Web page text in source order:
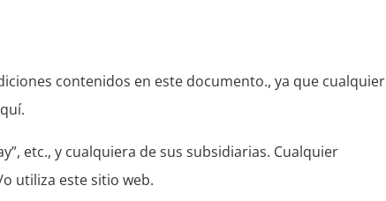
contenidos en este documento., ya que cualquier
etc., y cualquiera de sus subsidiarias. Cualquier
utiliza este sitio web.